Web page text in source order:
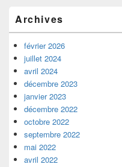
principale
de
widget
pour
barre
latérale
Archives
février 2026
juillet 2024
avril 2024
décembre 2023
janvier 2023
décembre 2022
octobre 2022
septembre 2022
mai 2022
avril 2022